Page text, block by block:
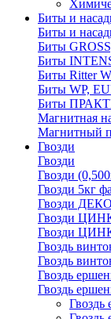
Биты и
Биты и
Биты
Биты
Биты Ritter
Биты WP,
Биты
Магнитная
Магнитный
Гвозди
Гвозди
Гвозди
Гвозди 5кг
Гвозди
Гвозди
Гвозди
Гвоздь
Гвоздь
Гвоздь
Гвоздь
Гвоздь